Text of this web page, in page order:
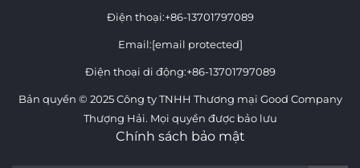
Điện thoại:+86-13701797089
Email:[email protected]
Điện thoại di động:+86-13701797089
Bản quyền © 2025 Công ty TNHH Thương mại Good Company
Thượng Hải. Mọi quyền được bảo lưu
Chính sách bảo mật